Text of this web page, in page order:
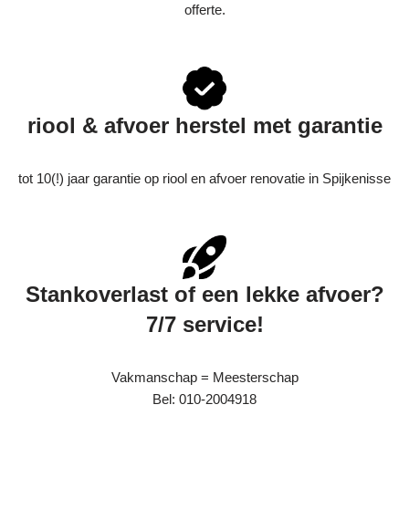
offerte.
riool & afvoer herstel met garantie
tot 10(!) jaar garantie op riool en afvoer renovatie in Spijkenisse
Stankoverlast of een lekke afvoer?
7/7 service!
Vakmanschap = Meesterschap
Bel: 010-2004918